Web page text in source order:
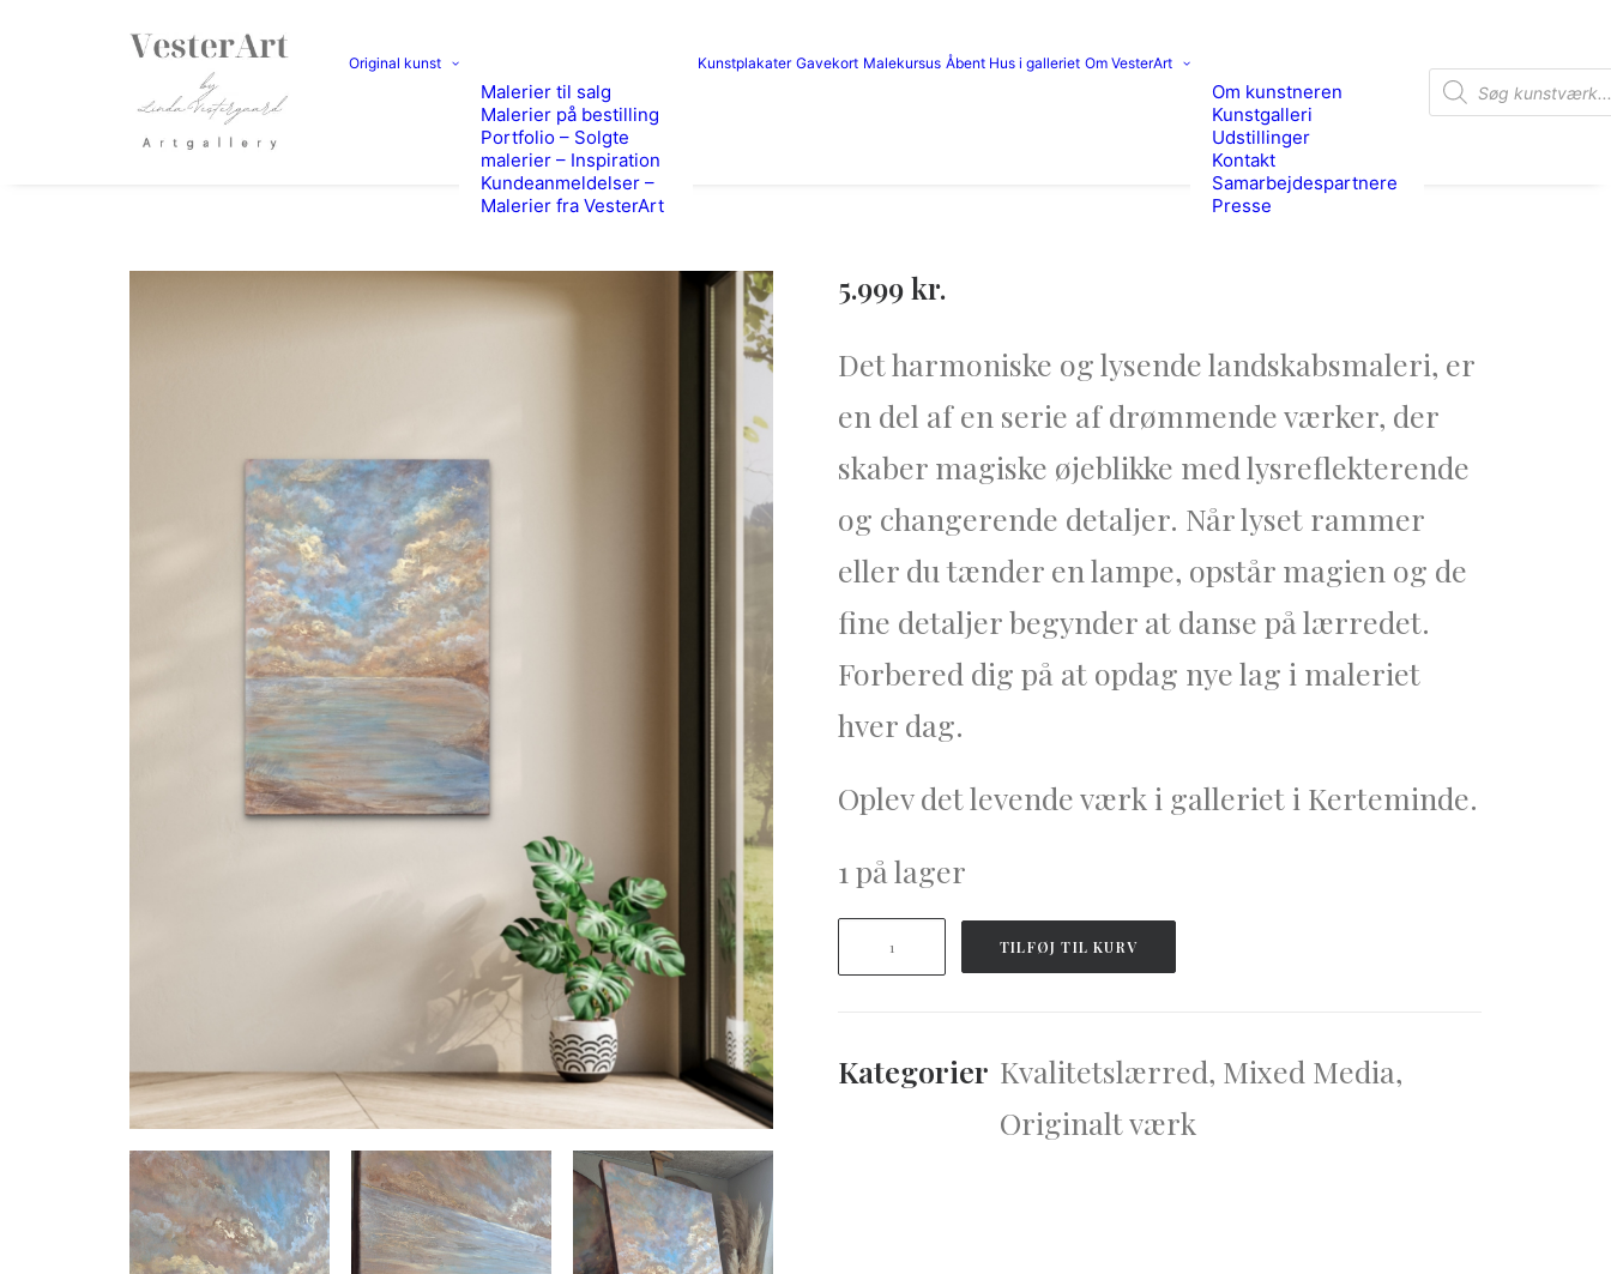
Original kunst
Malerier til salg
Malerier på bestilling
Portfolio – Solgte
malerier – Inspiration
Kundeanmeldelser –
Malerier fra VesterArt
Kunstplakater Gavekort Malekursus Åbent Hus i galleriet Om VesterArt
Om kunstneren
Kunstgalleri
Udstillinger
Kontakt
Samarbejdespartnere
Presse
Products search
5.999kr.
Det harmoniske og lysende landskabsmaleri, er
en del af en serie af drømmende værker, der
skaber magiske øjeblikke med lysreflekterende
og changerende detaljer. Når lyset rammer
eller du tænder en lampe, opstår magien og de
fine detaljer begynder at danse på lærredet.
Forbered dig på at opdag nye lag i maleriet
hver dag.
Oplev det levende værk i galleriet i Kerteminde.
1 på lager
NO.
II
TILFØJ TIL KURV
Kategorier Kvalitetslærred, Mixed Media,
Originalt værk